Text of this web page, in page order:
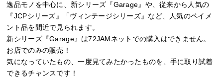
逸品モノを中心に、新シリーズ『Garage』や、従来から人気の
『JCPシリーズ』「ヴィンテージシリーズ』など、人気のペイメ
ント品を間近で見られます。
新シリーズ『Garage』は72JAMネットでの購入はできません。
お店でのみの販売！
気になっていたもの、一度見てみたかったものを、手に取り試着
できるチャンスです！